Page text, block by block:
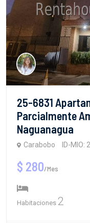
25-6831
Parcialmente
Naguanagua
Carabobo ID-MIO:
$ 280/Mes
Habitaciones 2